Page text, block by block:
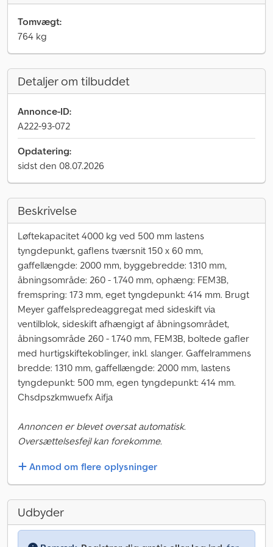
Tomvægt:
764 kg
Detaljer om tilbuddet
Annonce-ID:
A222-93-072
Opdatering:
sidst den 08.07.2026
Beskrivelse
Løftekapacitet 4000 kg ved 500 mm lastens
tyngdepunkt, gaflens tværsnit 150 x 60 mm,
gaffellængde: 2000 mm, byggebredde: 1310 mm,
åbningsområde: 260 - 1.740 mm, ophæng: FEM3B,
fremspring: 173 mm, eget tyngdepunkt: 414 mm. Brugt
Meyer gaffelspredeaggregat med sideskift via
ventilblok, sideskift afhængigt af åbningsområdet,
åbningsområde 260 - 1.740 mm, FEM3B, boltede gafler
med hurtigskiftekoblinger, inkl. slanger. Gaffelrammens
bredde: 1310 mm, gaffellængde: 2000 mm, lastens
tyngdepunkt: 500 mm, egen tyngdepunkt: 414 mm.
Chsdpszkmwuefx Aifja
Annoncen er blevet oversat automatisk.
Oversættelsesfejl kan forekomme.
Anmod om flere oplysninger
Udbyder